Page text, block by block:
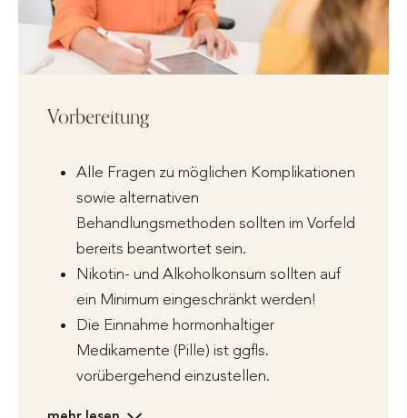
Vorbereitung
Alle Fragen zu möglichen Komplikationen
sowie alternativen
Behandlungsmethoden sollten im Vorfeld
bereits beantwortet sein.
Nikotin- und Alkoholkonsum sollten auf
ein Minimum eingeschränkt werden!
Die Einnahme hormonhaltiger
Medikamente (Pille) ist ggfls.
vorübergehend einzustellen.